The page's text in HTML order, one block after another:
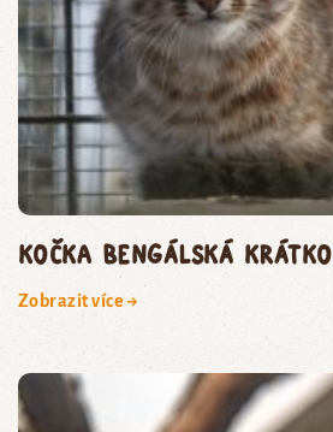
kočka bengálská
Zobrazit více →